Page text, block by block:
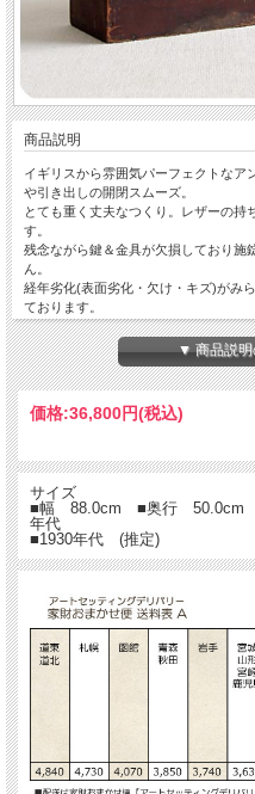
商品説明
イギリスから雰囲気パーフェクトなア
や引き出しの開閉スムーズ。
とても重く丈夫なつくり。レザーの
す。
残念ながら鍵＆金具が欠損しており施
ん。
経年劣化(表面劣化・欠け・キズ)がみ
ております。
※コンディション詳細は画像にてご確
経年による風合いがとても素敵なアン
です！
▼ 商品説
価格:36,800円(税込)
サイズ
■幅 88.0cm ■奥行 50.0cm
年代
■1930年代 (推定)